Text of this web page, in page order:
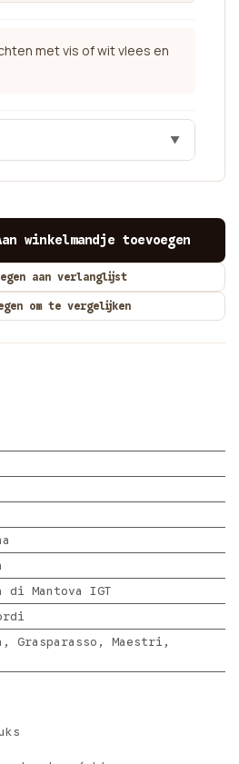
met vis of wit vlees en
▼
winkelmandje toevoegen
om te vergelijken
aan verlanglijst
di Mantova IGT
Grasparasso, Maestri,